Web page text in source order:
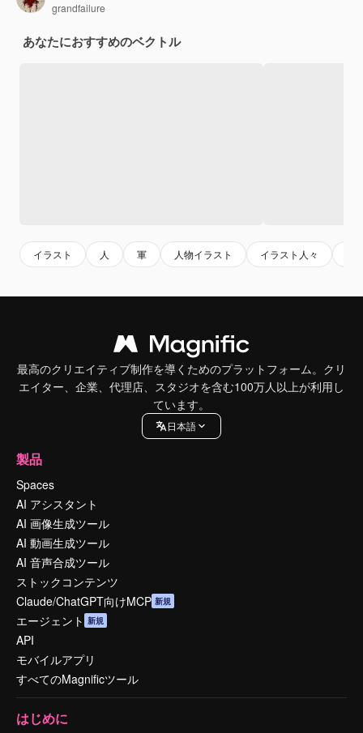
grandfailure
あなたにおすすめのベクトル
イラスト 人 軍 人物イラスト イラスト人々
最高のクリエイティブ制作を導くためのプラットフォーム。クリ
エイター、企業、代理店、スタジオを含む100万人以上が利用し
ています。
日本語
製品
Spaces
AI アシスタント
AI 画像生成ツール
AI 動画生成ツール
AI 音声合成ツール
ストックコンテンツ
Claude/ChatGPT向けMCP 新規
エージェント 新規
API
モバイルアプリ
すべてのMagnificツール
はじめに